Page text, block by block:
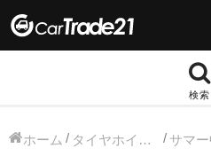
検索
冬タイヤホイール
ホーム タイヤホイールセット